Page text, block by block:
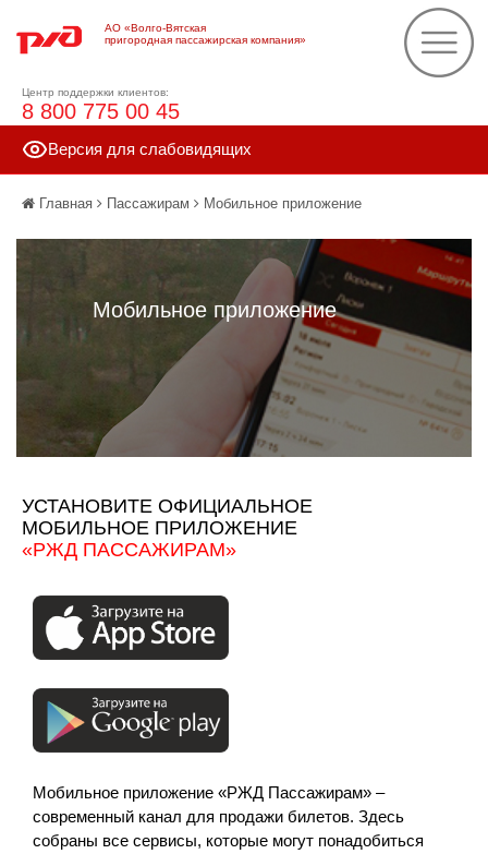
АО «Волго-Вятская
пригородная пассажирская компания»
Центр поддержки клиентов:
8 800 775 00 45
Версия для слабовидящих
Главная Пассажирам Мобильное приложение
Мобильное приложение
УСТАНОВИТЕ ОФИЦИАЛЬНОЕ
МОБИЛЬНОЕ ПРИЛОЖЕНИЕ
«РЖД ПАССАЖИРАМ»
Мобильное приложение «РЖД Пассажирам» –
современный канал для продажи билетов. Здесь
собраны все сервисы, которые могут понадобиться